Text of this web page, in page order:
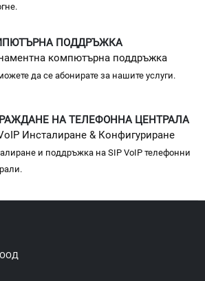
ПОДДРЪЖКА
компютърна поддръжка
да се абонирате за нашите услуги.
НА ТЕЛЕФОННА ЦЕНТРАЛА
Инсталиране & Конфигуриране
и поддръжка на SIP VoIP телефонни